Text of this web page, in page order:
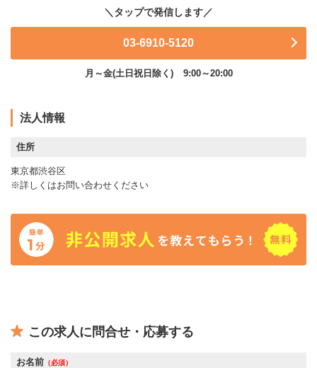
03-6910-5120
月～金(土日祝日除く) 9:00～20:00
法人情報
住所
東京都渋谷区
※詳しくはお問い合わせください
この求人に問合せ・応募する
お名前 （必須）